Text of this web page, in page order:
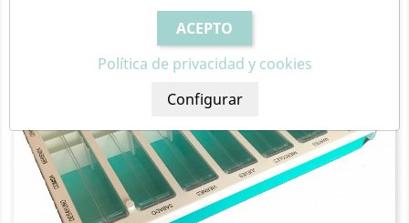
Política de privacidad y cookies